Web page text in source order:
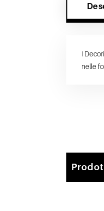
I
nelle